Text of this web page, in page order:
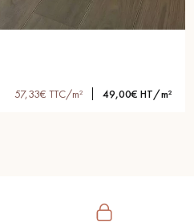
57,33€ TTC/m² 49,00€ HT/m²